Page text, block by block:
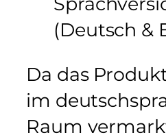
(Deutsch &
Da das
im
Raum